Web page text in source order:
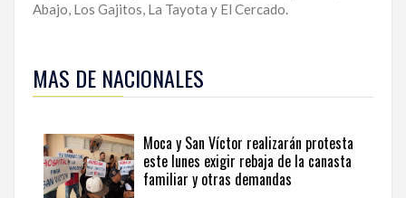
Abajo, Los Gajitos, La Tayota y El Cercado.
esta
información
seguir
actualidad
del
MAS DE NACIONALES
Moca y San Víctor realizarán protesta
este lunes exigir rebaja de la canasta
familiar y otras demandas